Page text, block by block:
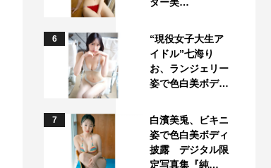
6
“現役女子大生ア
イドル”七海り
お、ランジェリー
姿で色白美ボデ…
7
白濱美兎、ビキニ
姿で色白美ボディ
披露 デジタル限
定写真集『純…